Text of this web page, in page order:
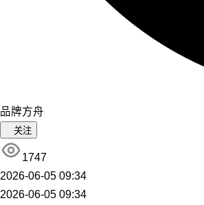
品牌方舟
关注
1747
2026-06-05 09:34
2026-06-05 09:34